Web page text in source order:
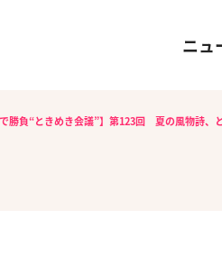
ニュ
で勝負“ときめき会議”】第123回 夏の風物詩